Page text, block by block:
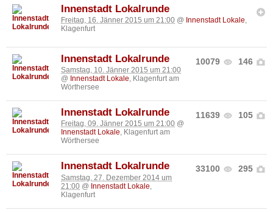
Innenstadt Lokalrunde
Freitag, 16. Jänner 2015 um 21:00 @ Innenstadt Lokale,
Klagenfurt
10079 146
Innenstadt Lokalrunde
Samstag, 10. Jänner 2015 um 21:00
@ Innenstadt Lokale, Klagenfurt am
Wörthersee
11639 105
Innenstadt Lokalrunde
Freitag, 09. Jänner 2015 um 21:00 @
Innenstadt Lokale, Klagenfurt am
Wörthersee
33100 295
Innenstadt Lokalrunde
Samstag, 27. Dezember 2014 um
21:00 @ Innenstadt Lokale
Klagenfurt